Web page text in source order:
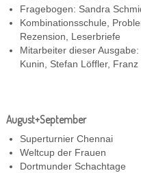
Fragebogen: Sandra
Kombinationsschule,
Rezension, Leserbriefe
Mitarbeiter dieser
Kunin, Stefan Löffler,
August+September
Superturnier Chennai
Weltcup der Frauen
Dortmunder Schachtage